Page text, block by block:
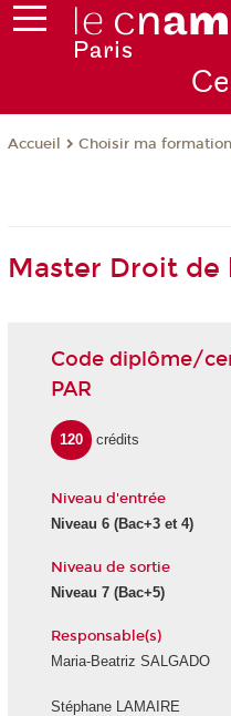
Accueil Choisir ma formation
Master Droit de
Code diplôme/
PAR
120 crédits
Niveau d'entrée
Niveau 6(Bac+3 et 4)
Niveau de sortie
Niveau 7(Bac+5)
Responsable(s)
Maria-Beatriz SALGADO
Stéphane LAMAIRE